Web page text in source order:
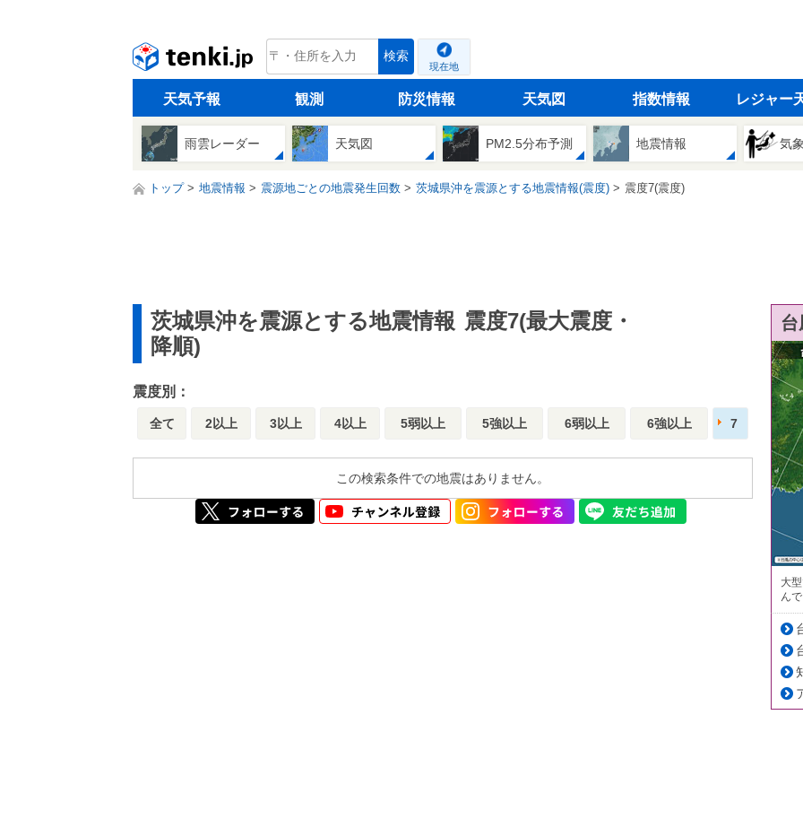
tenki.jp 検索
現在地
天気予報 観測 防災情報 天気図 指数情報 レジャー
雨雲レーダー 天気図 PM2.5分布予測 地震情報 気
トップ 地震情報 震源地ごとの地震発生回数 茨城県沖を震源とする地震情報(震度) 震度7(震度)
茨城県沖を震源とする地震情報 震度7(最大震度・
降順)
震度別：
全て 2以上 3以上 4以上 5弱以上 5強以上 6弱以上 6強以上 7
この検索条件での地震はありません。
大
ん